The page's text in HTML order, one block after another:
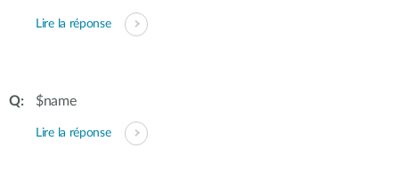
Lire la réponse
$name
Lire la réponse